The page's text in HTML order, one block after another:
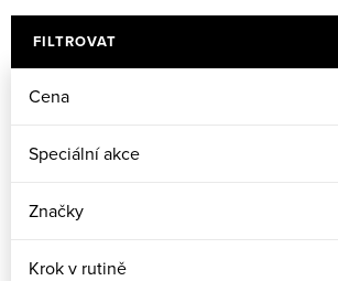
FILTROVAT
Cena
Speciální akce
Značky
Krok v rutině